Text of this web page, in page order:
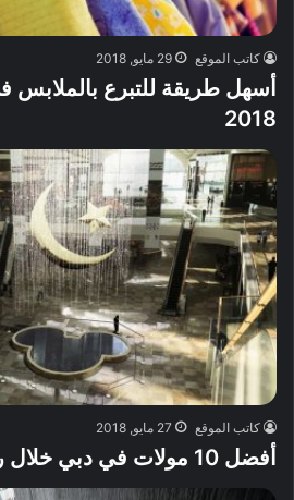
كاتب الموقع 29 مايو, 2018
أسهل طريقة للتبرع
2018
كاتب الموقع 27 مايو, 2018
أفضل 10 مولات في دبي خلال رمضان 2018